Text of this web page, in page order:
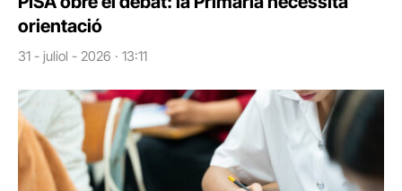
orientació
31 - juliol - 2026 · 13:11